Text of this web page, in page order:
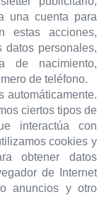
una cuenta para
estas acciones,
datos personales,
de nacimiento,
de teléfono.
automáticamente.
ciertos tipos de
interactúa con
cookies y
obtener datos
de Internet
anuncios y otro